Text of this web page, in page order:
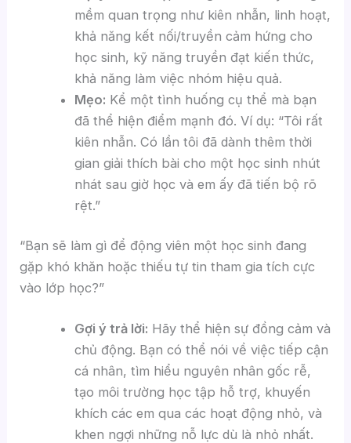
mềm quan trọng như kiên nhẫn, linh hoạt,
khả năng kết nối/truyền cảm hứng cho
học sinh, kỹ năng truyền đạt kiến thức,
khả năng làm việc nhóm hiệu quả.
Mẹo: Kể một tình huống cụ thể mà bạn
đã thể hiện điểm mạnh đó. Ví dụ: “Tôi rất
kiên nhẫn. Có lần tôi đã dành thêm thời
gian giải thích bài cho một học sinh nhút
nhát sau giờ học và em ấy đã tiến bộ rõ
rệt.”
“Bạn sẽ làm gì để động viên một học sinh đang
gặp khó khăn hoặc thiếu tự tin tham gia tích cực
vào lớp học?”
Gợi ý trả lời: Hãy thể hiện sự đồng cảm và
chủ động. Bạn có thể nói về việc tiếp cận
cá nhân, tìm hiểu nguyên nhân gốc rễ,
tạo môi trường học tập hỗ trợ, khuyến
khích các em qua các hoạt động nhỏ, và
khen ngợi những nỗ lực dù là nhỏ nhất.